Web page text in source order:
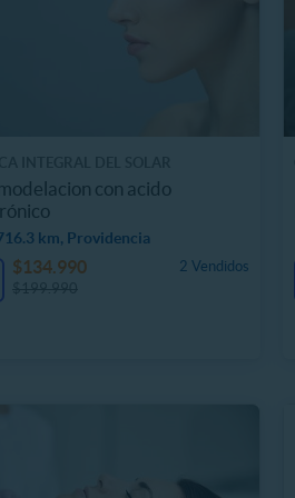
con acido
km, Providencia
2 Vendidos
$134.990